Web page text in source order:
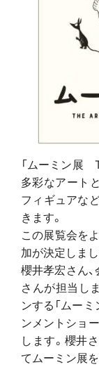
「ムーミン展
多彩なアート
フィギュアな
きます。
この展覧会を
加が決定しま
櫻井孝宏さん
さんが担当し
ンする「ムー
ンメントショ
します。櫻井
てムーミン展